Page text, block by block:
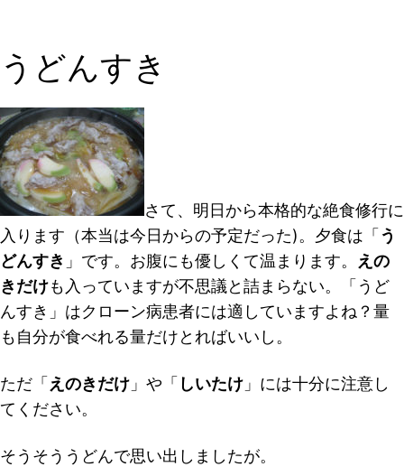
うどんすき
さて、明日から本格的な絶食修行に
入ります（本当は今日からの予定だった)。夕食は「 う
どんすき 」です。お腹にも優しくて温まります。 えの
きだけも入っていますが不思議と詰まらない。「うど
んすき」はクローン病患者には適していますよね？量
も自分が食べれる量だけとればいいし。
ただ「 えのきだけ 」や「 しいたけ 」には十分に注意し
てください。
そうそううどんで思い出しましたが。